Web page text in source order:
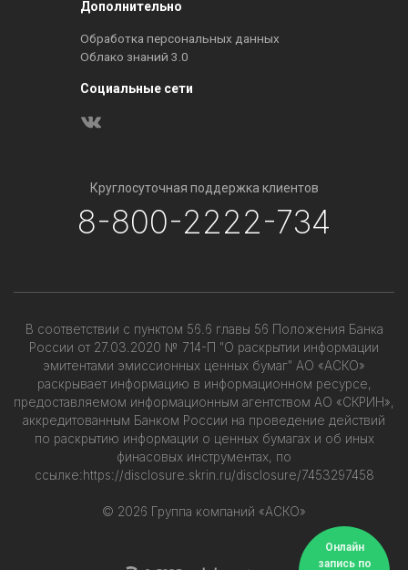
Онлайн
запись по
Дополнительно
Обработка персональных данных
Облако знаний 3.0
Социальные сети
Круглосуточная поддержка клиентов
8-800-2222-734
В соответствии с пунктом 56.6 главы 56 Положения Банка
России от 27.03.2020 № 714-П "О раскрытии информации
эмитентами эмиссионных ценных бумаг" АО «АСКО»
раскрывает информацию в информационном ресурсе,
предоставляемом информационным агентством АО «СКРИН»,
аккредитованным Банком России на проведение действий
по раскрытию информации о ценных бумагах и об иных
финасовых инструментах, по
ссылке:https://disclosure.skrin.ru/disclosure/7453297458
© 2026 Группа компаний «АСКО»